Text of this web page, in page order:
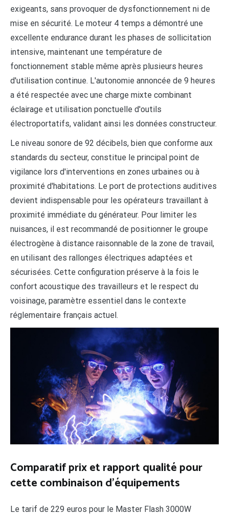
exigeants, sans provoquer de dysfonctionnement ni de
mise en sécurité. Le moteur 4 temps a démontré une
excellente endurance durant les phases de sollicitation
intensive, maintenant une température de
fonctionnement stable même après plusieurs heures
d'utilisation continue. L'autonomie annoncée de 9 heures
a été respectée avec une charge mixte combinant
éclairage et utilisation ponctuelle d'outils
électroportatifs, validant ainsi les données constructeur.
Le niveau sonore de 92 décibels, bien que conforme aux
standards du secteur, constitue le principal point de
vigilance lors d'interventions en zones urbaines ou à
proximité d'habitations. Le port de protections auditives
devient indispensable pour les opérateurs travaillant à
proximité immédiate du générateur. Pour limiter les
nuisances, il est recommandé de positionner le groupe
électrogène à distance raisonnable de la zone de travail,
en utilisant des rallonges électriques adaptées et
sécurisées. Cette configuration préserve à la fois le
confort acoustique des travailleurs et le respect du
voisinage, paramètre essentiel dans le contexte
réglementaire français actuel.
Comparatif prix et rapport qualité pour
cette combinaison d'équipements
Le tarif de 229 euros pour le Master Flash 3000W